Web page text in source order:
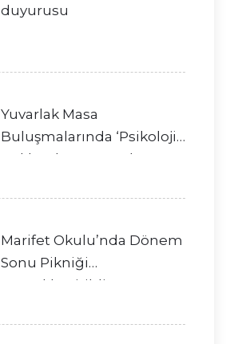
duyurusu
Yuvarlak Masa
Buluşmalarında ‘Psikoloji’
Hakkında Konuştuk
Marifet Okulu’nda Dönem
Sonu Pikniği
Gerçekleştirildi!